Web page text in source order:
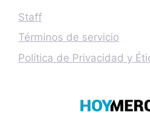
Staff
Términos de servicio
Política de Privacidad y